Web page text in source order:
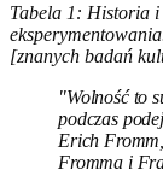
Tabela 1: Historia i
[znanych badań
"Wolność to
podczas
Erich
Fromma i